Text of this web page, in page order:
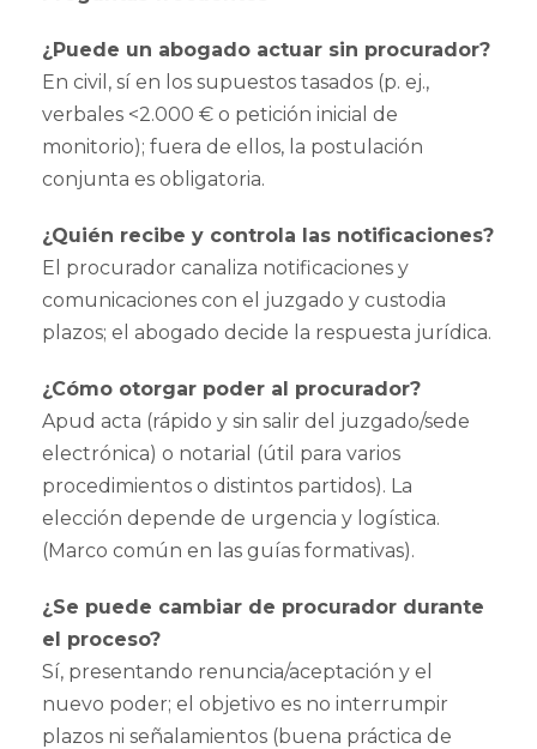
¿Puede un abogado actuar sin procurador?
En civil, sí en los supuestos tasados (p. ej.,
verbales <2.000 € o petición inicial de
monitorio); fuera de ellos, la postulación
conjunta es obligatoria.
¿Quién recibe y controla las notificaciones?
El procurador canaliza notificaciones y
comunicaciones con el juzgado y custodia
plazos; el abogado decide la respuesta jurídica.
¿Cómo otorgar poder al procurador?
Apud acta (rápido y sin salir del juzgado/sede
electrónica) o notarial (útil para varios
procedimientos o distintos partidos). La
elección depende de urgencia y logística.
(Marco común en las guías formativas).
¿Se puede cambiar de procurador durante
el proceso?
Sí, presentando renuncia/aceptación y el
nuevo poder; el objetivo es no interrumpir
plazos ni señalamientos (buena práctica de